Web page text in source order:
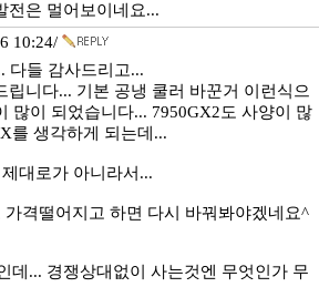
전은 멀어보이네요...
10:24/
다들 감사드리고...
립니다... 기본 공냉 쿨러 바꾼거 이런식으
많이 되었습니다... 7950GX2도 사양이 많
를 생각하게 되는데...
대로가 아니라서...
격떨어지고 하면 다시 바꿔봐야겠네요^
데... 경쟁상대없이 사는것엔 무엇인가 무